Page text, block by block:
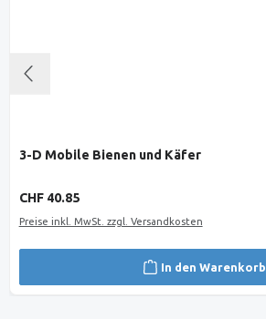
3-D Mobile Bienen und Käfer
Regulärer Preis:
CHF 40.85
Preise inkl. MwSt. zzgl. Versandkosten
In den Warenkorb